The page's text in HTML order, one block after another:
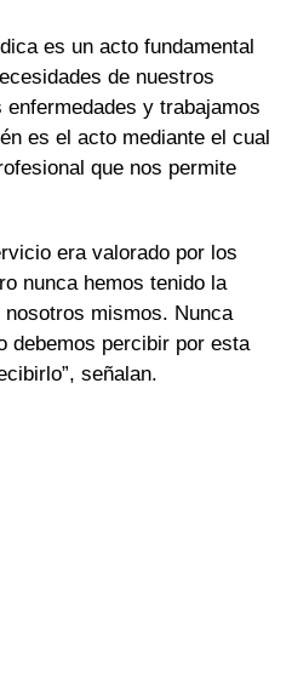
es un acto fundamental
de nuestros
y trabajamos
es el acto mediante el cual
que nos permite
era valorado por los
nunca hemos tenido la
mismos. Nunca
debemos percibir por esta
señalan.